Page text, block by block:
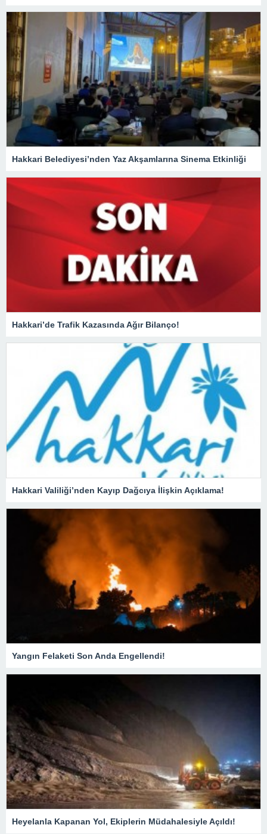
Hakkari Belediyesi’nden Yaz Akşamlarına Sinema Etkinliği
Hakkari’de Trafik Kazasında Ağır Bilanço!
Hakkari Valiliği’nden Kayıp Dağcıya İlişkin Açıklama!
Yangın Felaketi Son Anda Engellendi!
Heyelanla Kapanan Yol, Ekiplerin Müdahalesiyle Açıldı!